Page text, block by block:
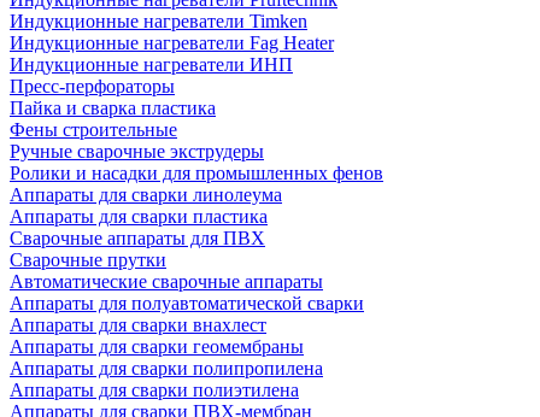
Индукционные нагреватели Timken
Индукционные нагреватели Fag Heater
Индукционные нагреватели ИНП
Пресс-перфораторы
Пайка и сварка пластика
Фены строительные
Ручные сварочные экструдеры
Ролики и насадки для промышленных фенов
Аппараты для сварки линолеума
Аппараты для сварки пластика
Сварочные аппараты для ПВХ
Сварочные прутки
Автоматические сварочные аппараты
Аппараты для полуавтоматической сварки
Аппараты для сварки внахлест
Аппараты для сварки геомембраны
Аппараты для сварки полипропилена
Аппараты для сварки полиэтилена
Аппараты для сварки ПВХ-мембран